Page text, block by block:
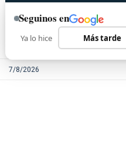
7/8/2026
Seguinos en
Ya lo hice Más tarde